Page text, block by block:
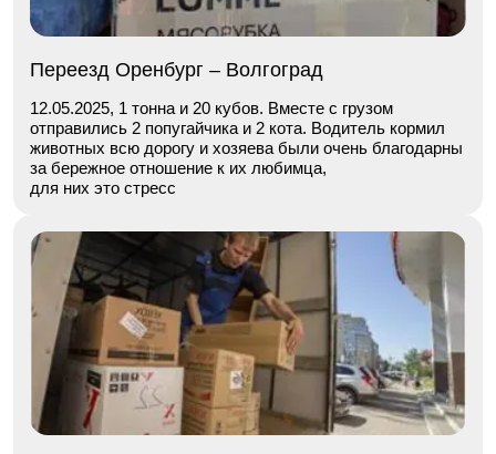
Переезд Оренбург – Волгоград
12.05.2025, 1 тонна и 20 кубов. Вместе с грузом
отправились 2 попугайчика и 2 кота. Водитель кормил
животных всю дорогу и хозяева были очень благодарны
за бережное отношение к их любимца,
для них это стресс